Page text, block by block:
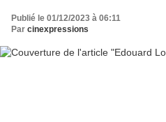
Publié le 01/12/2023 à 06:11
Par cinexpressions